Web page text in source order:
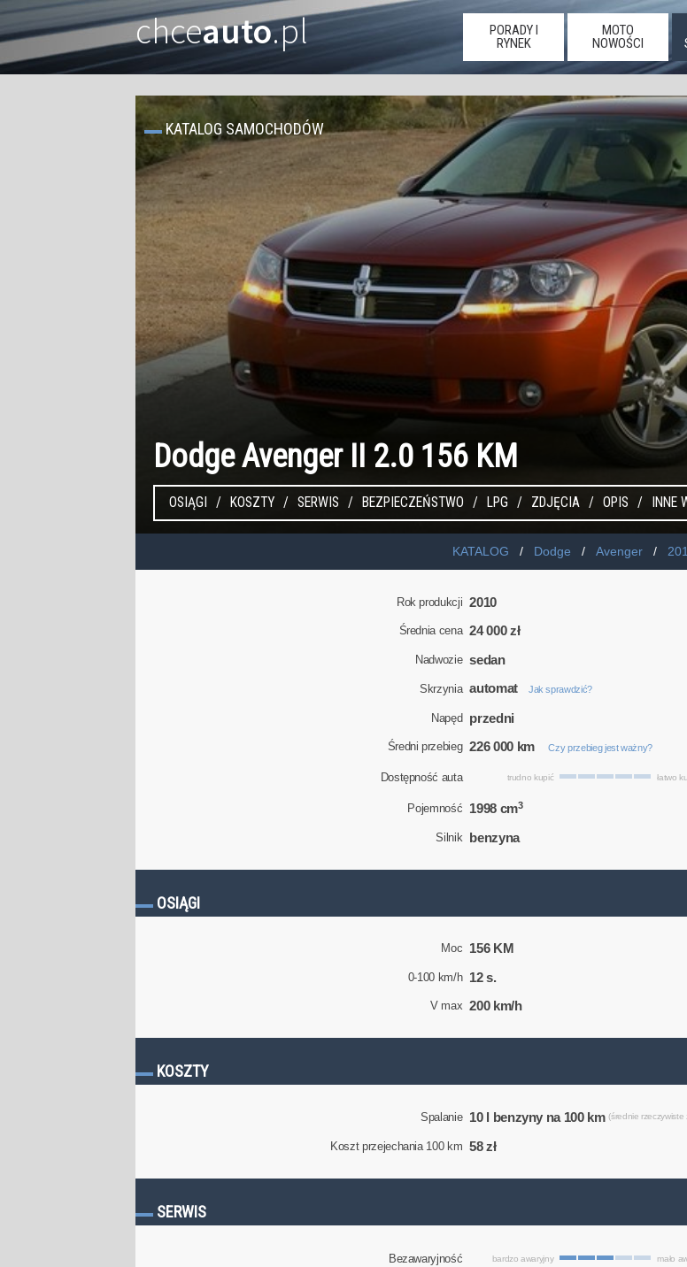
chceauto.pl
PORADY I
RYNEK
MOTO
NOWOŚCI
Dodge Avenger II 2.0 156 KM
KATALOG SAMOCHODÓW
OSIĄGI KOSZTY SERWIS BEZPIECZEŃSTWO LPG ZDJĘCIA OPIS INNE
KATALOG Dodge Avenger
Rok produkcji 2010
Średnia cena 24 000 zł
Nadwozie sedan
Skrzynia automat Jak sprawdzić?
Napęd przedni
Średni przebieg 226 000 km Czy przebieg jest ważny?
Dostępność auta trudno kupić łatwo
Pojemność 1998 cm3
Silnik benzyna
OSIĄGI
Moc 156 KM
0-100 km/h 12 s.
V max 200 km/h
KOSZTY
Spalanie 10 l benzyny na 100 km(średnie rzeczywiste
Koszt przejechania 100 km 58 zł
SERWIS
Bezawaryjność bardzo awaryjny mało